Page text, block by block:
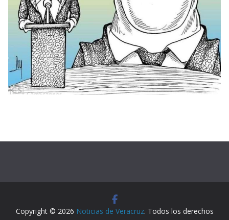
Copyright © 2026 Noticias de Veracruz. Todos los derechos